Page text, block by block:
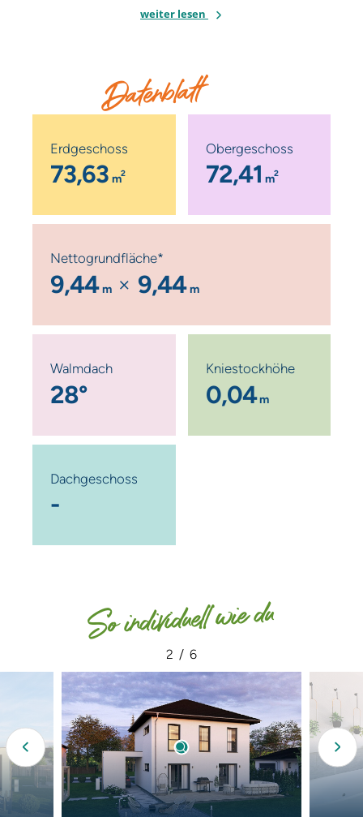
weiter lesen
Datenblatt
Erdgeschoss
73,63 m2
Nettogrundfläche*
9,44 m 9,44 m
Obergeschoss
72,41 m2
Walmdach
28°
Kniestockhöhe
0,04 m
Dachgeschoss
-
So individuell wie du
2 / 6